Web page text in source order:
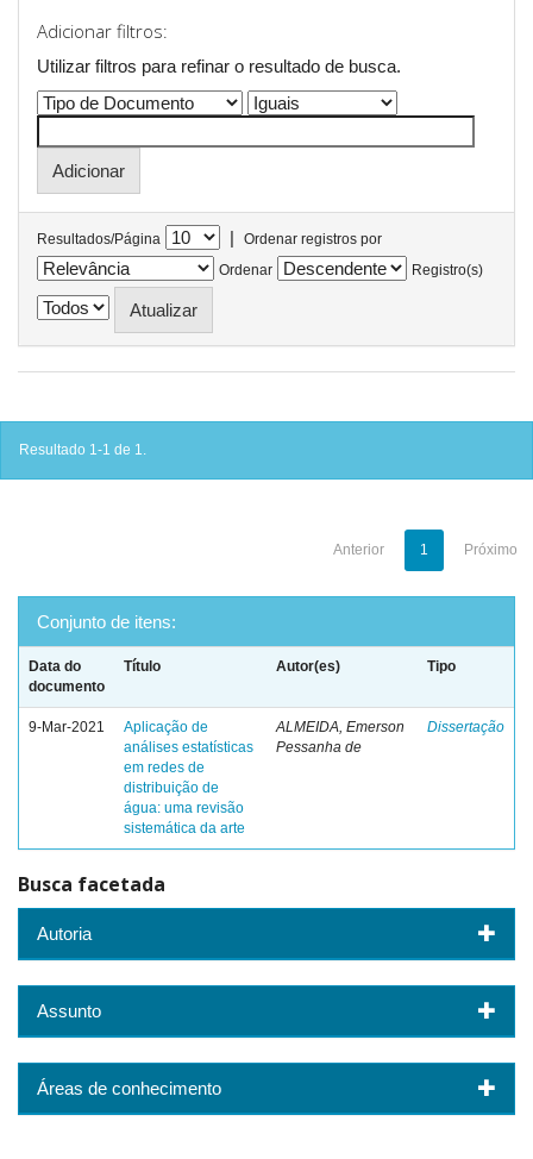
Adicionar filtros:
Utilizar filtros para refinar o resultado de busca.
Resultados/Página |
Ordenar registros por
Ordenar
Registro(s)
Resultado 1-1 de 1.
Anterior 1 Próximo
Conjunto de itens:
Data do
documento
Título Autor(es) Tipo
9-Mar-2021
Aplicação de
análises estatísticas
em redes de
distribuição de
água: uma revisão
sistemática da arte
ALMEIDA, Emerson
Pessanha de
Dissertação
Busca facetada
Autoria
Assunto
Áreas de conhecimento